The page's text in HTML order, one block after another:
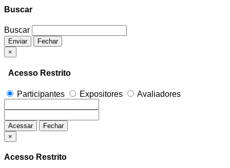
Buscar
Buscar
Enviar
Fechar
×
Acesso Restrito
Participantes Expositores Avaliadores
Acessar
Fechar
×
Acesso Restrito